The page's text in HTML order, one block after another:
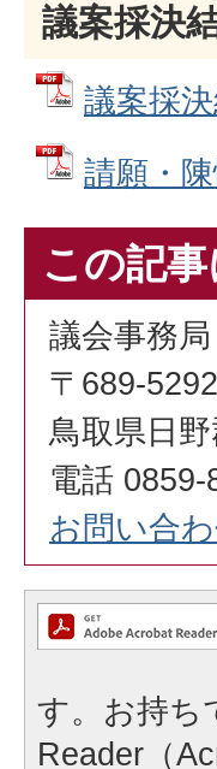
議案採決
議案採
請願・
この記
議会事務局
〒689-5292
鳥取県日
電話
お問い合
す。お持ち
Reader（